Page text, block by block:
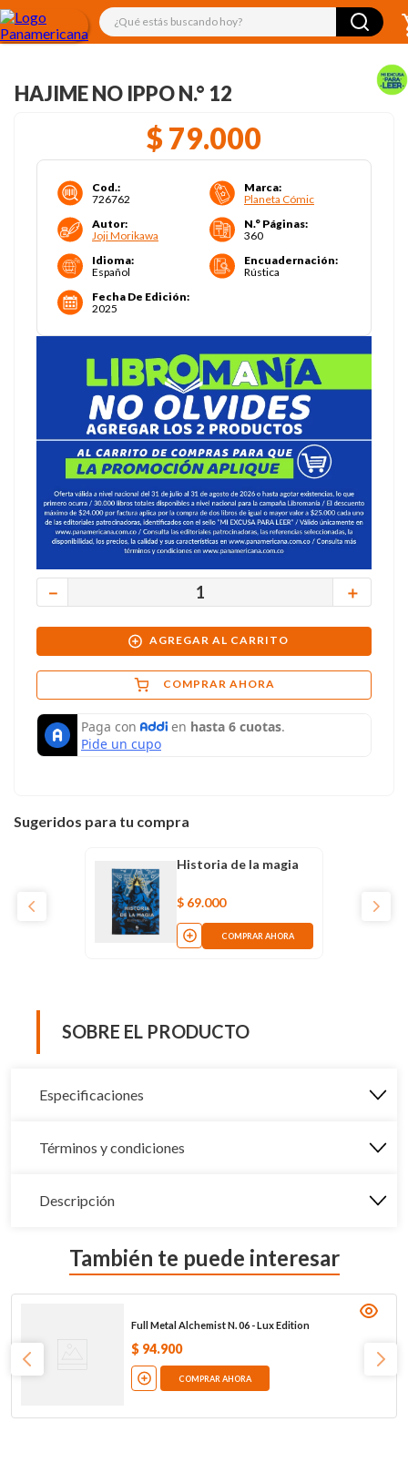
¿Qué estás buscando hoy?
HAJIME NO IPPO N.° 12
$ 79.000
Cod.:
726762
Marca:
Planeta Cómic
Autor:
Joji Morikawa
N.° Páginas:
360
Idioma:
Español
Encuadernación:
Rústica
Fecha De Edición:
2025
＋
－
AGREGAR AL CARRITO
COMPRAR AHORA
Sugeridos para tu compra
Historia de la magia
$ 69.000
COMPRAR AHORA
SOBRE EL PRODUCTO
Especificaciones
Términos y condiciones
Descripción
También te puede interesar
Full Metal Alchemist N. 06 - Lux Edition
$ 94.900
COMPRAR AHORA